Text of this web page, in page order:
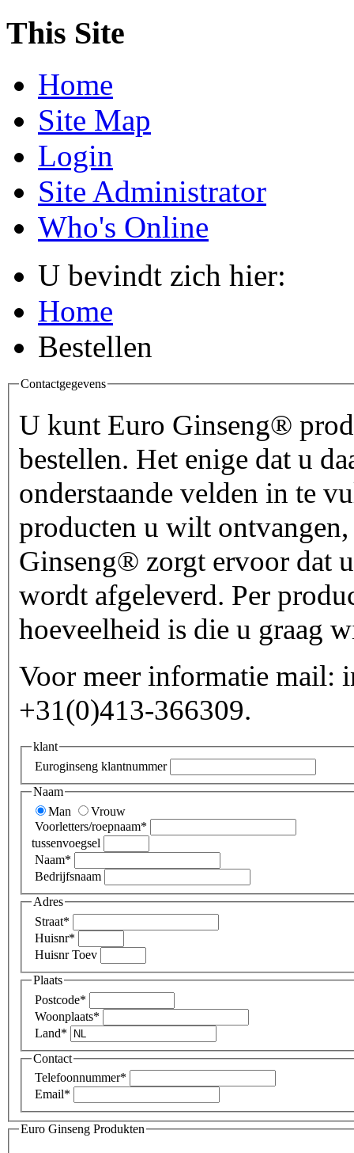
This Site
Home
Site Map
Login
Site Administrator
Who's Online
U bevindt zich hier:
Home
Bestellen
Contactgegevens
U kunt Euro Ginseng®
bestellen. Het enige dat u
onderstaande velden in te
producten u wilt
Ginseng® zorgt ervoor dat
wordt afgeleverd. Per
hoeveelheid is die u graag
Voor meer informatie mail:
+31(0)413-366309.
klant
Euroginseng klantnummer
Naam
Man
Vrouw
Voorletters/roepnaam*
tussenvoegsel
Naam*
Bedrijfsnaam
Adres
Straat*
Huisnr*
Huisnr Toev
Plaats
Postcode*
Woonplaats*
Land*
Contact
Telefoonnummer*
Email*
Euro Ginseng Produkten